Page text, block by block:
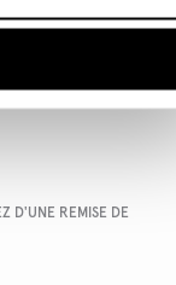
D'UNE REMISE DE